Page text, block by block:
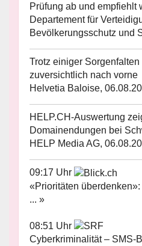
Prüfung ab und empfiehlt
Departement für
Bevölkerungsschutz und
Trotz einiger
zuversichtlich nach vorne
Helvetia Baloise,
HELP.CH-Auswertung
Domainendungen bei
HELP Media AG,
09:17 Uhr
«Prioritäten
... »
08:51 Uhr
Cyberkriminalität – SMS-